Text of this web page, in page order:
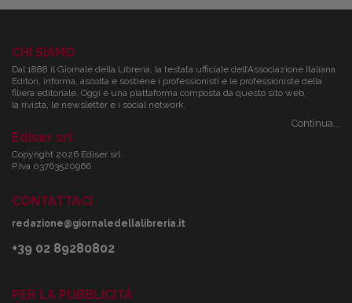
CHI SIAMO
Dal 1888 il Giornale della Libreria, la testata ufficiale dell’Associazione Italiana
Editori, informa, ascolta e sostiene i professionisti e le professioniste della
filiera editoriale. Oggi è una piattaforma composta da questo sito web,
la rivista, le newsletter e i social network.
Continua...
Ediser srl
Copyright 2026 Ediser srl
P.Iva 03763520966
CONTATTACI
redazione@giornaledellalibreria.it
+39 02 89280802
PER LA PUBBLICITÀ